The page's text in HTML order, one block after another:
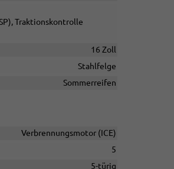
Traktionskontrolle
16 Zoll
Stahlfelge
Sommerreifen
Verbrennungsmotor (ICE)
5
5-türig